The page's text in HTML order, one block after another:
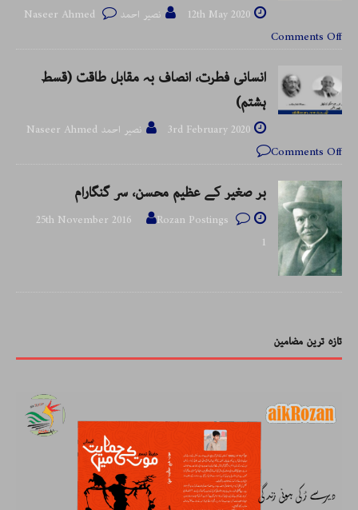
12th May 2020
نصیر احمد Naseer Ahmed
Comments Off
انسانی فطرت، انصاف بہ مقابل طاقت (قسط
ہشتم)
3rd February 2020
نصیر احمد Naseer Ahmed
Comments Off
بر صغیر کے عظیم محسن، سر گنگارام
25th November 2016
Rozan Postings
1
تازہ ترین مضامین